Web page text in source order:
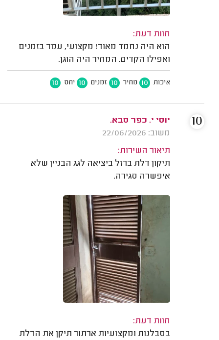
חוות דעת:
הוא היה נחמד מאוד! מקצועי, עמד בזמנים
ואפילו הקדים. המחיר היה הוגן.
איכות 10 מחיר 10 זמנים 10 יחס 10
יוסי י. כפר סבא.
משוב: 22/06/2026
תיאור השירות:
תיקון דלת ברזל ביציאה לגג הבניין שלא
איפשרה סגירה.
חוות דעת:
בסבלנות ומקצועיות ארתור תיקן את הדלת
10